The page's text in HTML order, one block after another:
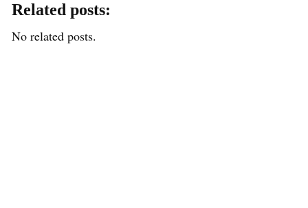
Related posts:
No related posts.